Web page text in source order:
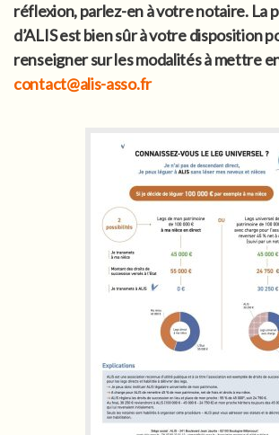
réflexion, parlez-en à votre notaire. La
d’ALIS est bien sûr à votre disposition
renseigner sur les modalités à mettre
contact@alis-asso.fr